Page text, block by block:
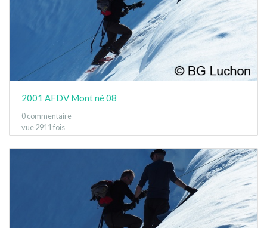
2001 AFDV Mont né 08
0 commentaire
vue 2911 fois